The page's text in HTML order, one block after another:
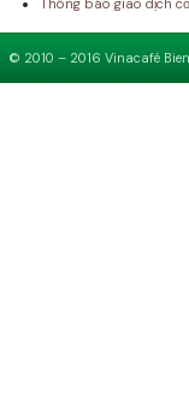
Thông báo giao dịch
© 2010 – 2016 Vinacafé